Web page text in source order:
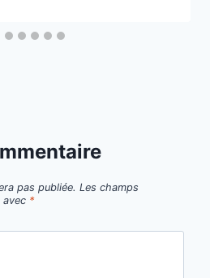
pas publiée. Les champs
avec *